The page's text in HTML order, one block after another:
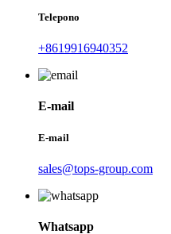
Telepono
+8619916940352
E-mail
E-mail
sales@tops-group.com
Whatsapp